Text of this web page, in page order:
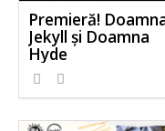
Premieră!
Jekyll și Doamna
Hyde